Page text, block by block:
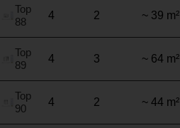
Top
88
4 2 ~ 39 m²
Top
89
4 3 ~ 64 m²
Top
90
4 2 ~ 44 m²